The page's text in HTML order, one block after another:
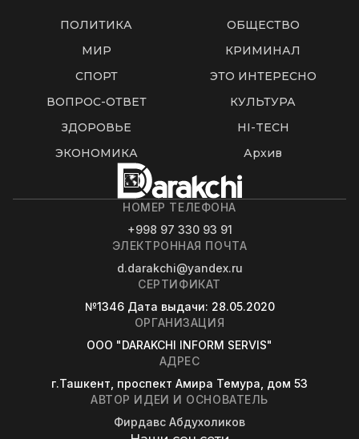
ПОЛИТИКА
ОБЩЕСТВО
МИР
КРИМИНАЛ
СПОРТ
ЭТО ИНТЕРЕСНО
ВОПРОС-ОТВЕТ
КУЛЬТУРА
ЗДОРОВЬЕ
HI-TECH
ЭКОНОМИКА
Архив
НОМЕР ТЕЛЕФОНА
+998 97 330 93 91
ЭЛЕКТРОННАЯ ПОЧТА
d.darakchi@yandex.ru
СЕРТИФИКАТ
№1346 Дата выдачи: 28.05.2020
ОРГАНИЗАЦИЯ
OOO "DARAKCHI INFORM SERVIS"
АДРЕС
г.Ташкент, проспект Амира Темура, дом 53
АВТОР ИДЕИ И ОСНОВАТЕЛЬ
Фирдавс Абдухоликов